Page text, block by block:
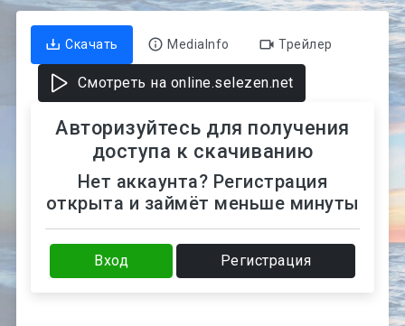
Скачать MediaInfo Трейлер
Смотреть на online.selezen.net
Авторизуйтесь для получения
доступа к скачиванию
Нет аккаунта? Регистрация
открыта и займёт меньше минуты
Вход Регистрация